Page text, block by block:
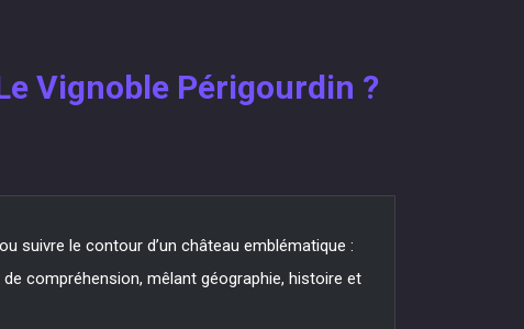
Vignoble Périgourdin ?
suivre le contour d’un château emblématique :
compréhension, mêlant géographie, histoire et